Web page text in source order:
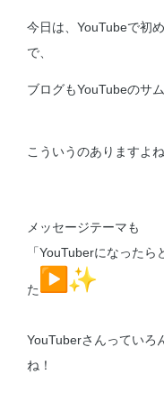
今日は、YouTubeで初
で、
ブログもYouTubeのサ
こういうのありますよね
メッセージテーマも
「YouTuberになった
た
YouTuberさんっていろ
ね！